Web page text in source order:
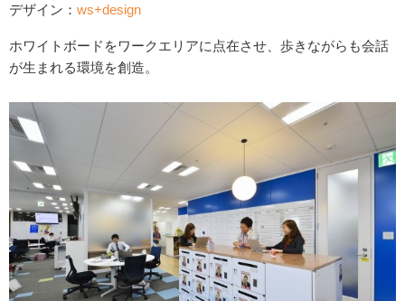
デザイン： ws+design
ホワイトボードをワークエリアに点在させ、歩きながらも会話
が生まれる環境を創造。